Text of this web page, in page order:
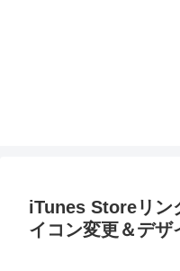
iTunes Storeリン
イコン変更＆デザ